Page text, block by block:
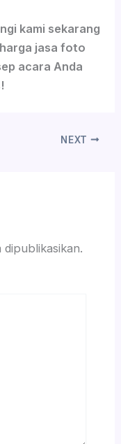
kami sekarang
jasa foto
acara Anda
NEXT
dipublikasikan.